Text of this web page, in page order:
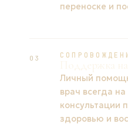
переноске и
03
Личный
врач всегда
консультации
здоровью и